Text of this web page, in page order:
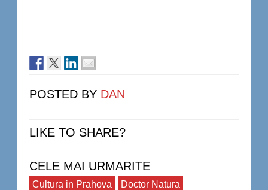
POSTED BY DAN
LIKE TO SHARE?
CELE MAI URMARITE
Cultura in Prahova
Doctor Natura